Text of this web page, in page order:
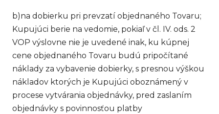
b)na dobierku pri prevzatí objednaného Tovaru;
Kupujúci berie na vedomie, pokiaľ v čl. IV. ods. 2
VOP výslovne nie je uvedené inak, ku kúpnej
cene objednaného Tovaru budú pripočítané
náklady za vybavenie dobierky, s presnou výškou
nákladov ktorých je Kupujúci oboznámený v
procese vytvárania objednávky, pred zaslaním
objednávky s povinnosťou platby